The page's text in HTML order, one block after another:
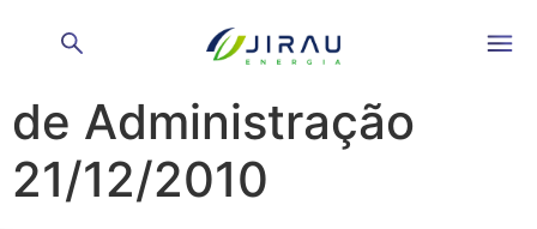
Reunião do Conselho
de Administração
21/12/2010